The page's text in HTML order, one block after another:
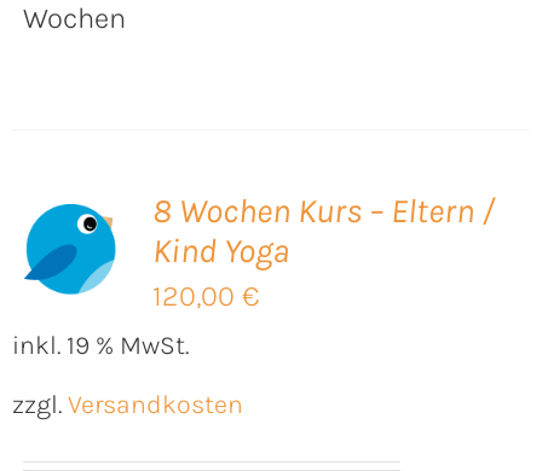
Wochen
8 Wochen Kurs – Eltern /
Kind Yoga
120,00 €
inkl. 19 % MwSt.
zzgl. Versandkosten